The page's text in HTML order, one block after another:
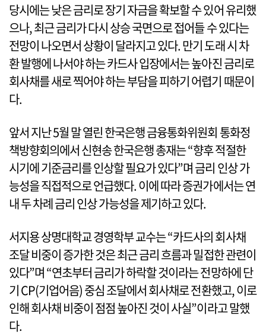
당시에는 낮은 금리로 장기 자금을 확보할 수 있어 유리했
으나, 최근 금리가 다시 상승 국면으로 접어들 수 있다는
전망이 나오면서 상황이 달라지고 있다. 만기 도래 시 차
환 발행에 나서야 하는 카드사 입장에서는 높아진 금리로
회사채를 새로 찍어야 하는 부담을 피하기 어렵기 때문이
다.
앞서 지난 5월 말 열린 한국은행 금융통화위원회 통화정
책방향회의에서 신현송 한국은행 총재는 “향후 적절한
시기에 기준금리를 인상할 필요가 있다”며 금리 인상 가
능성을 직접적으로 언급했다. 이에 따라 증권가에서는 연
내 두 차례 금리 인상 가능성을 제기하고 있다.
서지용 상명대학교 경영학부 교수는 “카드사의 회사채
조달 비중이 증가한 것은 최근 금리 흐름과 밀접한 관련이
있다”며 “연초부터 금리가 하락할 것이라는 전망하에 단
기 CP(기업어음) 중심 조달에서 회사채로 전환했고, 이로
인해 회사채 비중이 점점 높아진 것이 사실”이라고 말했
다.